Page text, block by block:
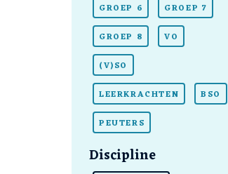
GROEP 6 GROEP 7
GROEP 8 VO
(V)SO
LEERKRACHTEN BSO
PEUTERS
Discipline